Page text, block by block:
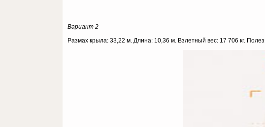
Вариант 2
Размах крыла: 33,22 м. Длина: 10,36 м. Взлетный вес: 17 706 кг.